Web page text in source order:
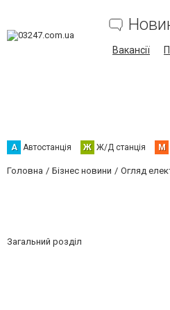
Вакансії
А Автостанція Ж Ж/Д станція М
Головна Бізнес новини Огляд
Загальний розділ